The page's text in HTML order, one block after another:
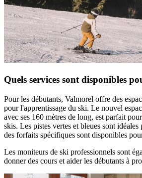
Quels services sont disponibles
Pour les débutants, Valmorel offre des
pour l'apprentissage du ski. Le nouvel
avec ses 160 mètres de long, est parfait
skis. Les pistes vertes et bleues sont idéales
des forfaits spécifiques sont disponibles
Les moniteurs de ski professionnels sont
donner des cours et aider les débutants à